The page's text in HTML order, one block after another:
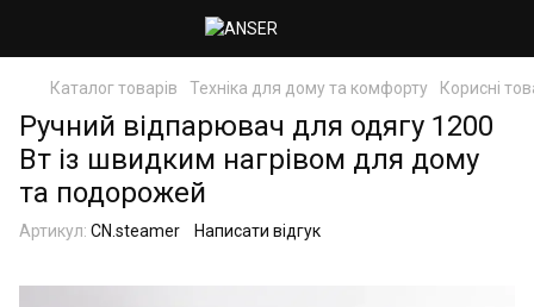
Каталог товарів Техніка для дому та комфорту Корисні
Ручний відпарювач для одягу 1200
Вт із швидким нагрівом для дому
та подорожей
Артикул: CN.steamer Написати відгук